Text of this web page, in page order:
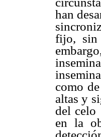
han
fijo, sin
como
altas y
del celo
en la